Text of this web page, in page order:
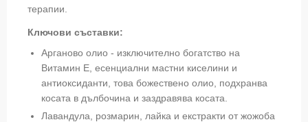
терапии.
Ключови съставки:
Арганово олио - изключително богатство на
Витамин Е, есенциални мастни киселини и
антиоксиданти, това божествено олио, подхранва
косата в дълбочина и заздравява косата.
Лавандула, розмарин, лайка и екстракти от жожоба